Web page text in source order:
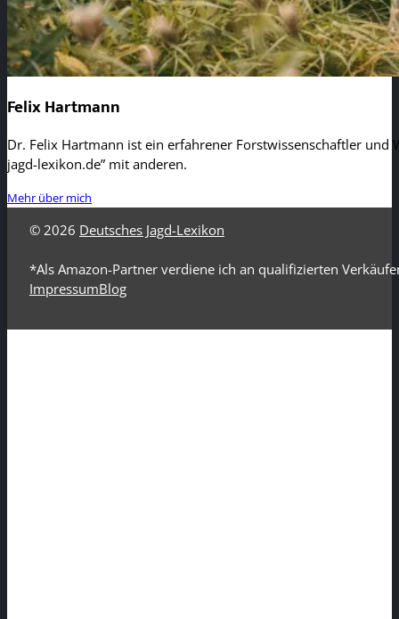
Felix Hartmann
Dr. Felix Hartmann ist ein erfahrener Forstwissenschaftler und
jagd-lexikon.de” mit anderen.
Mehr über mich
© 2026 Deutsches Jagd-Lexikon
*Als Amazon-Partner verdiene ich an qualifizierten
ImpressumBlog